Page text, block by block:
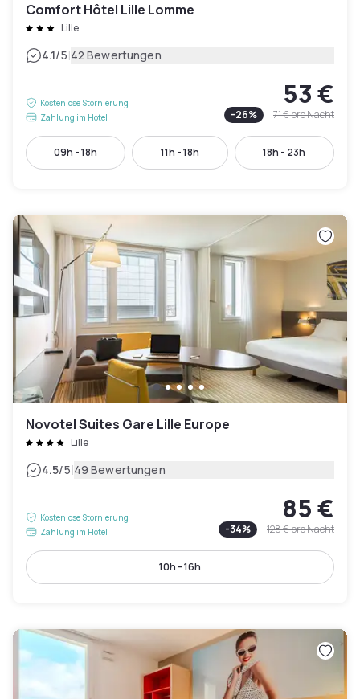
Comfort Hôtel Lille Lomme
Lille
4.1/5|42 Bewertungen
Kostenlose Stornierung
Zahlung im Hotel
53 €
-26% 71 €pro Nacht
09h - 18h 11h - 18h 18h - 23h
Novotel Suites Gare Lille Europe
Lille
4.5/5|49 Bewertungen
Kostenlose Stornierung
Zahlung im Hotel
85 €
-34% 128 €pro Nacht
10h - 16h